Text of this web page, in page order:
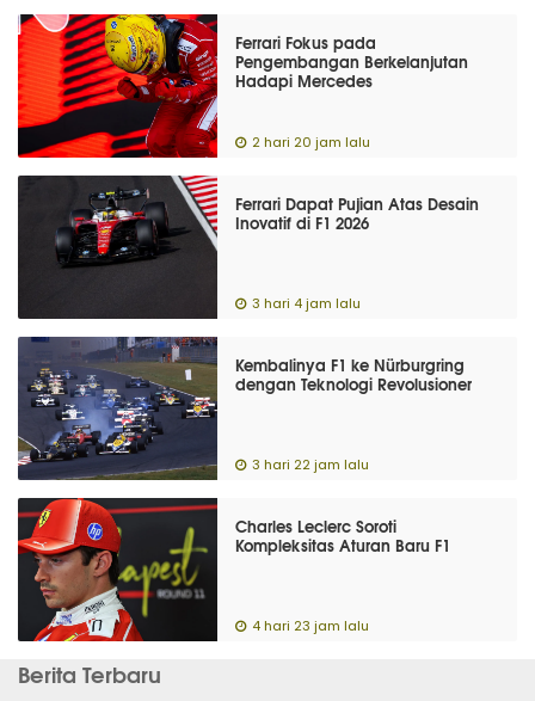
Ferrari Fokus pada
Pengembangan Berkelanjutan
Hadapi Mercedes
2 hari 20 jam lalu
Ferrari Dapat Pujian Atas Desain
Inovatif di F1 2026
3 hari 4 jam lalu
Kembalinya F1 ke Nürburgring
dengan Teknologi Revolusioner
3 hari 22 jam lalu
Charles Leclerc Soroti
Kompleksitas Aturan Baru F1
4 hari 23 jam lalu
Berita Terbaru